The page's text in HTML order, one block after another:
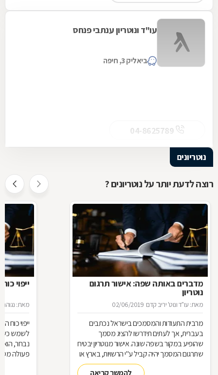
עו"ד ונוטריון ענתבי פנחס
ביאליק 3, חיפה
נוטריונים
רוצה לדעת יותר על נוטריונים ?
מדברים באותה שפה: אישור תרגום
נוטריון
מאת: עו"ד ונוט' יריב קדם 02/06/2019
מרבית התעודות והמסמכים בישראל נכתבים
בעברית, אך לעתים תידרשו להציג מסמך
שהופיע במקור בשפה שונה. אישור מנוטריון יבטיח
שתרגום המסמך יהיה קביל ע"י הרשויות, בארץ או
להמשך קריאה
ייפוי
מאת: נגוהה
ייפוי
לשמש
נבחר, הוא
פעולה